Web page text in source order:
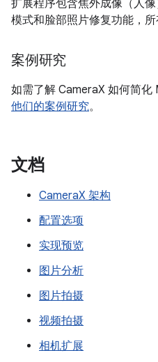
扩展程序包含焦外成像（人
模式和脸部照片修复功能，所
案例研究
如需了解 CameraX 如何简化
他们的案例研究。
文档
CameraX 架构
配置选项
实现预览
图片分析
图片拍摄
视频拍摄
相机扩展